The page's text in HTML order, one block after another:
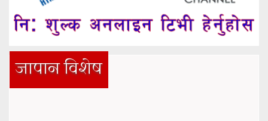
जापान विशेष